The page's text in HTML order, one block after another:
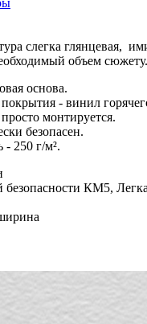
слегка глянцевая,
объем сюжету.
основа.
- винил
монтируется.
безопасен.
- 250 г/м².
КМ5,